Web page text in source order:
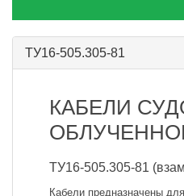
ТУ16-505.305-81
КАБЕЛИ
ТУ16-505.305-81
Кабели предназначены